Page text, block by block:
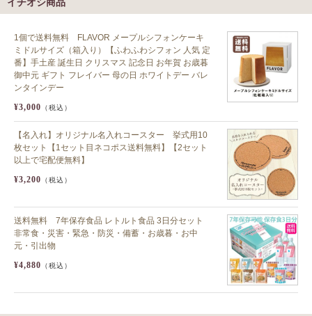
イチオシ商品
1個で送料無料 FLAVOR メープルシフォンケーキ
ミドルサイズ（箱入り）【ふわふわシフォン 人気 定
番】手土産 誕生日 クリスマス 記念日 お年賀 お歳暮
御中元 ギフト フレイバー 母の日 ホワイトデー バレ
ンタインデー
¥3,000 （税込）
【名入れ】オリジナル名入れコースター 挙式用10
枚セット【1セット目ネコポス送料無料】【2セット
以上で宅配便無料】
¥3,200 （税込）
送料無料 7年保存食品 レトルト食品 3日分セット
非常食・災害・緊急・防災・備蓄・お歳暮・お中
元・引出物
¥4,880 （税込）